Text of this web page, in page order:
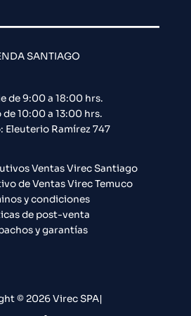
SANTIAGO
de 9:00 a 18:00 hrs.
de 10:00 a 13:00 hrs.
Eleuterio Ramírez 747​
Ventas Virec Santiago
de Ventas Virec Temuco
y condiciones
de post-venta
y garantías
© 2026 Virec SPA|